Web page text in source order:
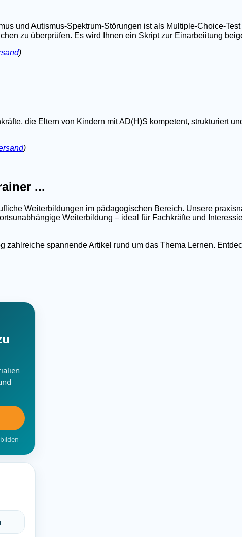
und Autismus-Spektrum-Störungen ist als Multiple-Choice-
zu überprüfen. Es wird Ihnen ein Skript zur Einarbeiitung
)
die Eltern von Kindern mit AD(H)S kompetent, strukturiert
)
...
Weiterbildungen im pädagogischen Bereich. Unsere
Weiterbildung – ideal für Fachkräfte und
zahlreiche spannende Artikel rund um das Thema Lernen.